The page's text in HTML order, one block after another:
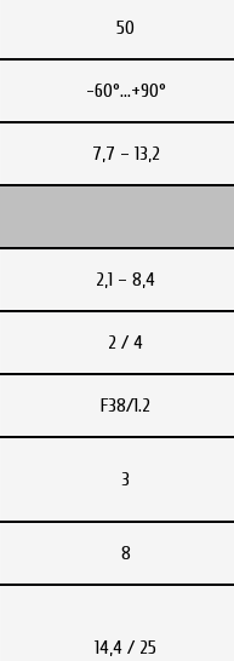
50
-60°…+90°
7,7 – 13,2
2,1 – 8,4
2 / 4
F38/1.2
3
8
14,4 / 25